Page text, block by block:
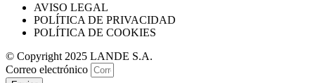
AVISO LEGAL
POLÍTICA DE PRIVACIDAD
POLÍTICA DE COOKIES
© Copyright 2025 LANDE S.A.
Correo electrónico